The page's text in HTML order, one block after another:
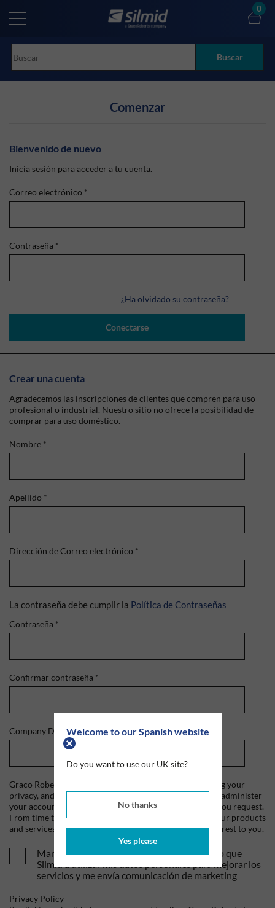
Welcome to our Spanish website
Do you want to use our UK site?
No thanks
Yes please
main
Buscar
0
Comenzar
Bienvenido de nuevo
Inicia sesión para acceder a tu cuenta.
Correo electrónico *
Contraseña *
¿Ha olvidado su contraseña?
Conectarse
Crear una cuenta
Agradecemos las inscripciones de clientes que compren para uso
profesional o industrial. Nuestro sitio no ofrece la posibilidad de
comprar para uso doméstico.
Nombre *
Apellido *
Dirección de Correo electrónico *
La contraseña debe cumplir la Política de Contraseñas
Contraseña *
Confirmar contraseña *
Company Domain*
Graco Roberts is committed to protecting and respecting your
privacy, and we'll only use your personal information to administer
your account and to provide the products and services you request.
From time to time, we would like to contact you about our products
and services, as well as other content that may be of interest to you.
Mandame tus ofertas y novedades. Entiendo que
Silmid a utilizar mis datos personales para mejorar los
servicios y me envía comunicación de marketing
Privacy Policy